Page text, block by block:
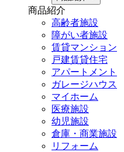
商品紹介
高齢者施設
障がい者施設
賃貸マンション
戸建賃貸住宅
アパートメント
ガレージハウス
マイホーム
医療施設
幼児施設
倉庫・商業施設
リフォーム